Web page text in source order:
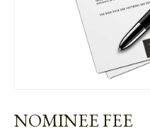
NOMINEE FEE